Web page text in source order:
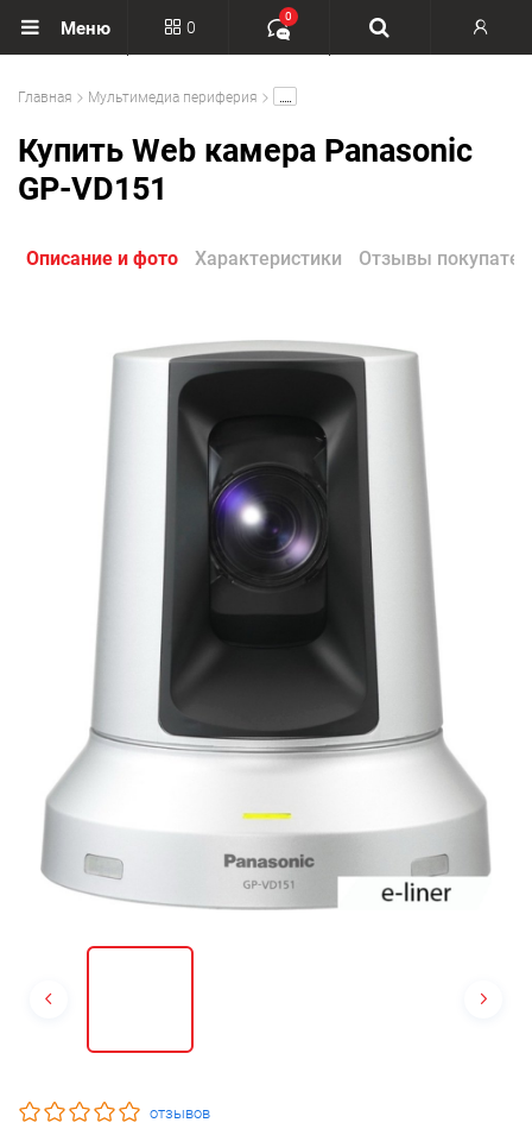
Меню 0
0
Главная Мультимедиа периферия
Купить Web камера Panasonic
GP-VD151
Описание и фото Характеристики Отзывы
отзывов